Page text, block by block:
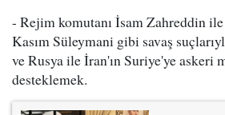
- Rejim komutanı İsam Zahreddin
Kasım Süleymani gibi savaş
ve Rusya ile İran'ın Suriye'ye askeri
desteklemek.